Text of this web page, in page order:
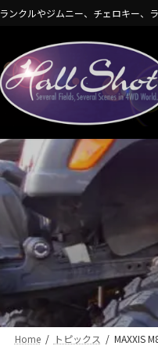
ランクルやジムニー、チェロキー、
Home トピックス MAXXIS